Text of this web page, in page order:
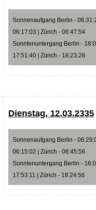
Sonnenaufgang Berlin -
06:17:03 | Zürich - 06:47:54
Sonntenuntergang Berlin -
17:51:40 | Zürich - 18:23:28
Dienstag, 12.03.2335
Sonnenaufgang Berlin -
06:15:02 | Zürich - 06:45:56
Sonntenuntergang Berlin -
17:53:11 | Zürich - 18:24:56